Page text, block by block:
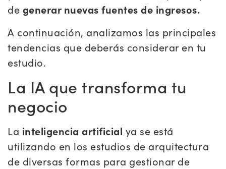
de generar nuevas fuentes de ingresos.
A continuación, analizamos las principales
tendencias que deberás considerar en tu
estudio.
La IA que transforma tu
negocio
La inteligencia artificial ya se está
utilizando en los estudios de arquitectura
de diversas formas para gestionar de